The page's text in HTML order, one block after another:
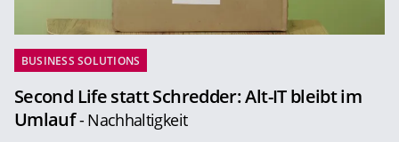
BUSINESS SOLUTIONS
Second Life statt Schredder: Alt-IT bleibt im
Umlauf- Nachhaltigkeit